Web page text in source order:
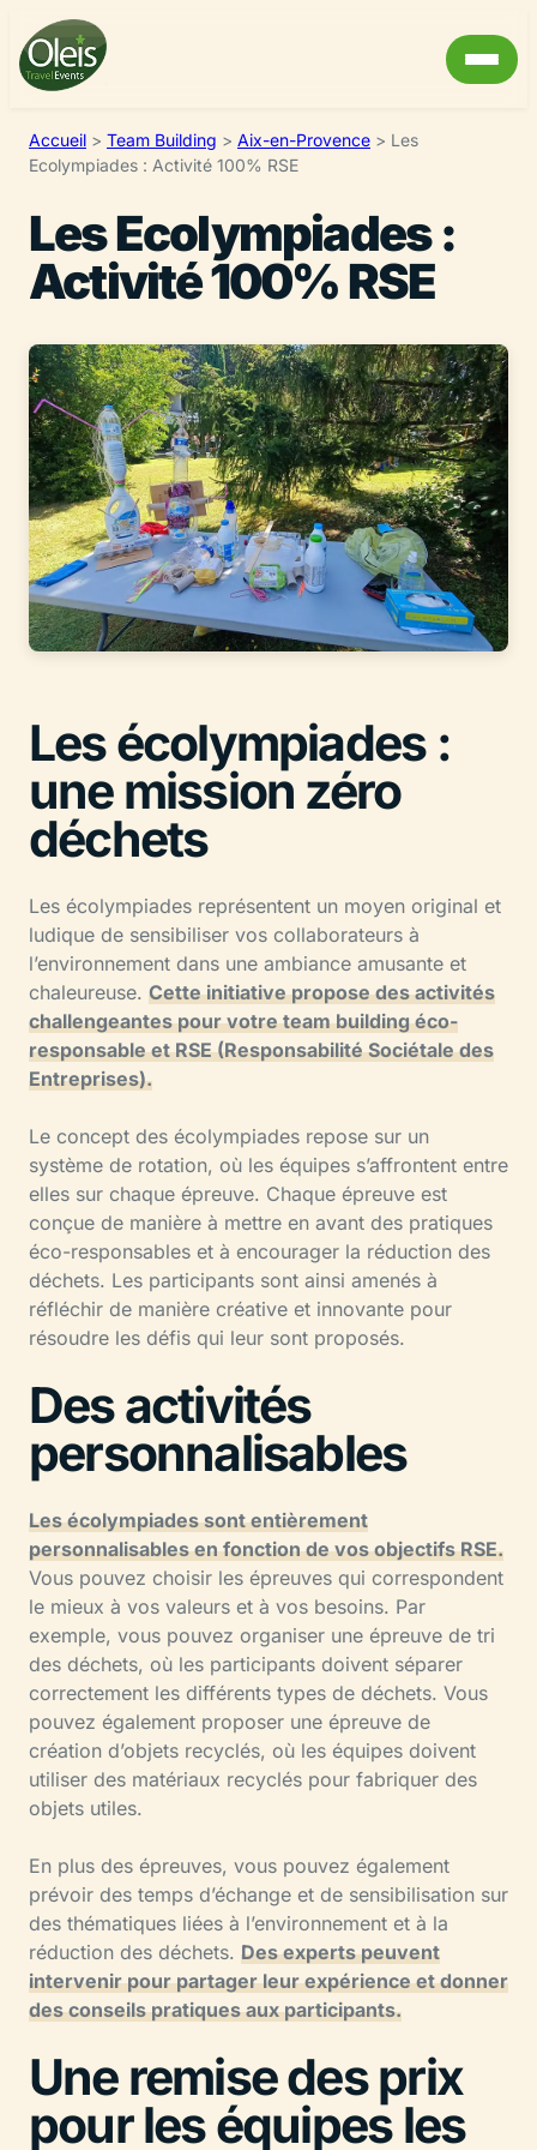
Accueil > Team Building > Aix-en-Provence > Les
Ecolympiades : Activité 100% RSE
Les Ecolympiades :
Activité 100% RSE
Les écolympiades :
une mission zéro
déchets
Les écolympiades représentent un moyen original et
ludique de sensibiliser vos collaborateurs à
l’environnement dans une ambiance amusante et
chaleureuse. Cette initiative propose des activités
challengeantes pour votre team building éco-
responsable et RSE (Responsabilité Sociétale des
Entreprises).
Le concept des écolympiades repose sur un
système de rotation, où les équipes s’affrontent entre
elles sur chaque épreuve. Chaque épreuve est
conçue de manière à mettre en avant des pratiques
éco-responsables et à encourager la réduction des
déchets. Les participants sont ainsi amenés à
réfléchir de manière créative et innovante pour
résoudre les défis qui leur sont proposés.
Des activités
personnalisables
Les écolympiades sont entièrement
personnalisables en fonction de vos objectifs RSE.
Vous pouvez choisir les épreuves qui correspondent
le mieux à vos valeurs et à vos besoins. Par
exemple, vous pouvez organiser une épreuve de tri
des déchets, où les participants doivent séparer
correctement les différents types de déchets. Vous
pouvez également proposer une épreuve de
création d’objets recyclés, où les équipes doivent
utiliser des matériaux recyclés pour fabriquer des
objets utiles.
En plus des épreuves, vous pouvez également
prévoir des temps d’échange et de sensibilisation sur
des thématiques liées à l’environnement et à la
réduction des déchets. Des experts peuvent
intervenir pour partager leur expérience et donner
des conseils pratiques aux participants.
Une remise des prix
pour les équipes les